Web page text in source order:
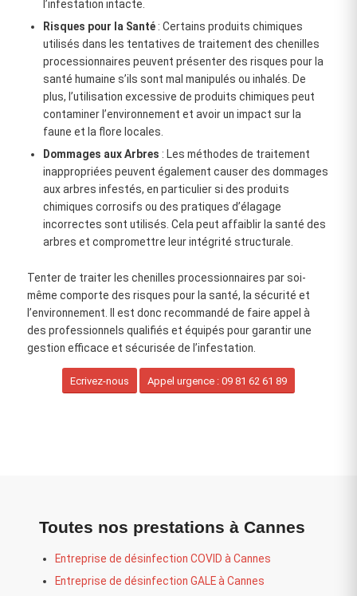
l’infestation intacte.
Risques pour la Santé : Certains produits chimiques
utilisés dans les tentatives de traitement des chenilles
processionnaires peuvent présenter des risques pour la
santé humaine s’ils sont mal manipulés ou inhalés. De
plus, l’utilisation excessive de produits chimiques peut
contaminer l’environnement et avoir un impact sur la
faune et la flore locales.
Dommages aux Arbres : Les méthodes de traitement
inappropriées peuvent également causer des dommages
aux arbres infestés, en particulier si des produits
chimiques corrosifs ou des pratiques d’élagage
incorrectes sont utilisés. Cela peut affaiblir la santé des
arbres et compromettre leur intégrité structurale.
Tenter de traiter les chenilles processionnaires par soi-
même comporte des risques pour la santé, la sécurité et
l’environnement. Il est donc recommandé de faire appel à
des professionnels qualifiés et équipés pour garantir une
gestion efficace et sécurisée de l’infestation.
Ecrivez-nous Appel urgence : 09 81 62 61 89
Toutes nos prestations à Cannes
Entreprise de désinfection COVID à Cannes
Entreprise de désinfection GALE à Cannes